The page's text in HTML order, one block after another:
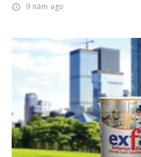
access_time 9 năm ago